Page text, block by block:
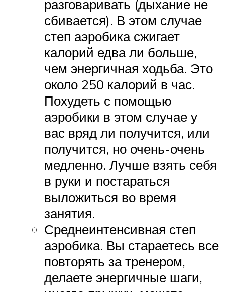
разговаривать (дыхание не
сбивается). В этом случае
степ аэробика сжигает
калорий едва ли больше,
чем энергичная ходьба. Это
около 250 калорий в час.
Похудеть с помощью
аэробики в этом случае у
вас вряд ли получится, или
получится, но очень-очень
медленно. Лучше взять себя
в руки и постараться
выложиться во время
занятия.
Среднеинтенсивная степ
аэробика. Вы стараетесь все
повторять за тренером,
делаете энергичные шаги,